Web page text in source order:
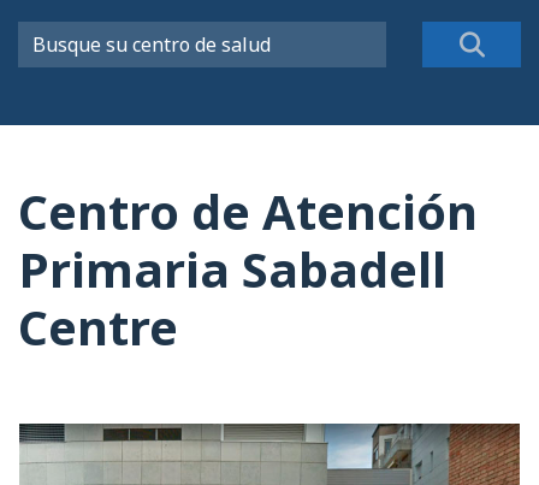
Centro de Atención
Primaria Sabadell
Centre